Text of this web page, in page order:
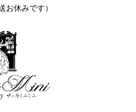
お休みです）